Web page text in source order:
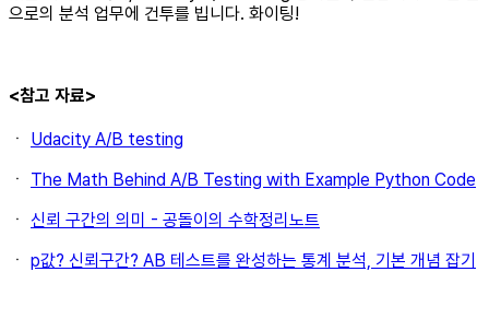
으로의 분석 업무에 건투를 빕니다. 화이팅!
<참고 자료>
ㆍ Udacity A/B testing
ㆍ The Math Behind A/B Testing with Example Python Code
ㆍ 신뢰 구간의 의미 - 공돌이의 수학정리노트
ㆍ p값? 신뢰구간? AB 테스트를 완성하는 통계 분석, 기본 개념 잡기